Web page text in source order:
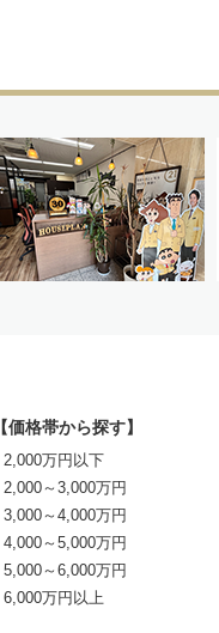
【価格帯から探す】
2,000万円以下
2,000～3,000万円
3,000～4,000万円
4,000～5,000万円
5,000～6,000万円
6,000万円以上